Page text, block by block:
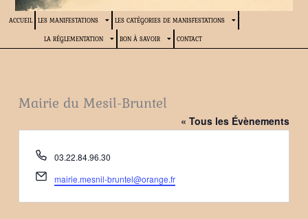
ACCUEIL LES MANIFESTATIONS LES CATÉGORIES DE MANISFESTATIONS
LA RÉGLEMENTATION BON À SAVOIR CONTACT
Mairie du Mesil-Bruntel
« Tous les Évènements
Téléphone
03.22.84.96.30
Email
mairie.mesnil-bruntel@orange.fr